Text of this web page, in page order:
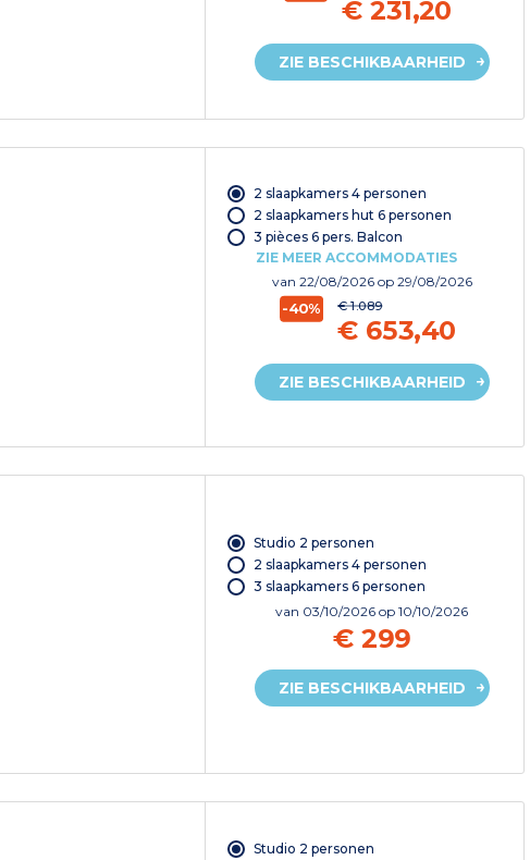
€ 231,20
ZIE BESCHIKBAARHEID
2 slaapkamers 4 personen
2 slaapkamers hut 6 personen
3 pièces 6 pers. Balcon
ZIE MEER ACCOMMODATIES
van 22/08/2026 op 29/08/2026
-40% € 1.089
€ 653,40
ZIE BESCHIKBAARHEID
Studio 2 personen
2 slaapkamers 4 personen
3 slaapkamers 6 personen
van 03/10/2026op 10/10/2026
€ 299
ZIE BESCHIKBAARHEID
Studio 2 personen